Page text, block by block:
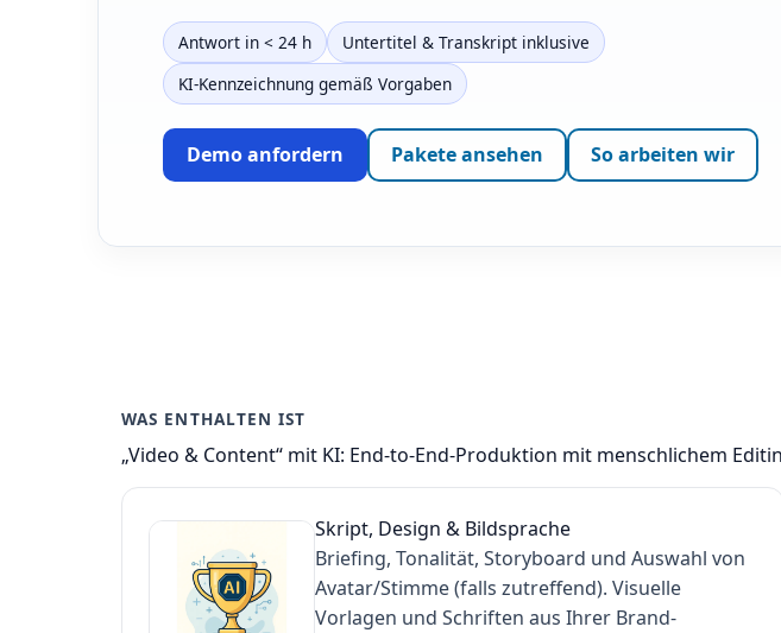
Antwort in < 24 h
Untertitel & Transkript inklusive
KI-Kennzeichnung gemäß Vorgaben
Demo anfordern Pakete ansehen So arbeiten wir
WAS ENTHALTEN IST
„Video & Content“ mit KI: End-to-End-Produktion mit menschlichem
Skript, Design & Bildsprache
Briefing, Tonalität, Storyboard und Auswahl von
Avatar/Stimme (falls zutreffend). Visuelle
Vorlagen und Schriften aus Ihrer Brand-